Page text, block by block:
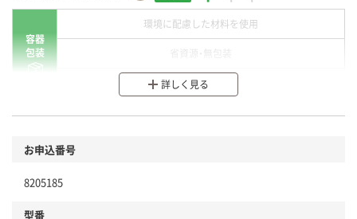
容器
包装
環境に配慮した材料を使用
分別・リサイクルしやすい設計
本体
詳しく見る
お申込番号
8205185
型番